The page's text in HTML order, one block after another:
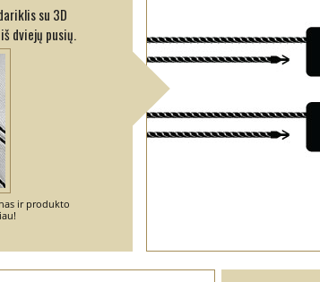
su 3D
dviejų pusių.
ir produkto